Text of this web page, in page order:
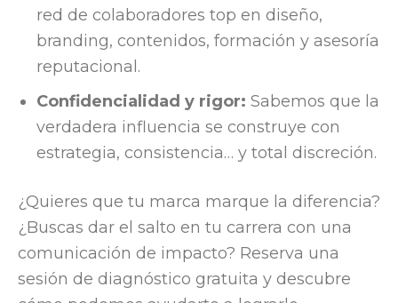
red de colaboradores top en diseño,
branding, contenidos, formación y asesoría
reputacional.
Confidencialidad y rigor: Sabemos que la
verdadera influencia se construye con
estrategia, consistencia… y total discreción.
¿Quieres que tu marca marque la diferencia?
¿Buscas dar el salto en tu carrera con una
comunicación de impacto? Reserva una
sesión de diagnóstico gratuita y descubre